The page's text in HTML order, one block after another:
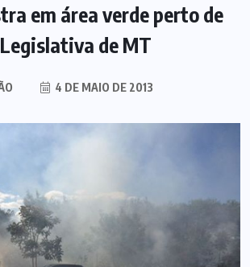
em área verde perto de
de MT
4 DE MAIO DE 2013